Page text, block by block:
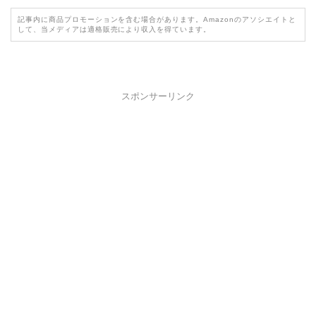
記事内に商品プロモーションを含む場合があります。Amazonのアソシエイトと
して、当メディアは適格販売により収入を得ています。
スポンサーリンク